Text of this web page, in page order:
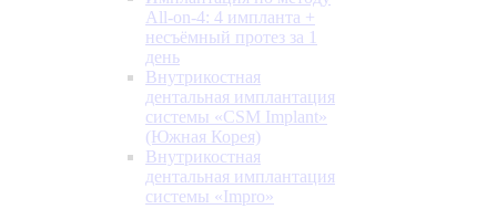
All-on-4: 4 импланта +
несъёмный протез за 1
день
Внутрикостная
дентальная имплантация
системы «CSM Implant»
(Южная Корея)
Внутрикостная
дентальная имплантация
системы «Impro»